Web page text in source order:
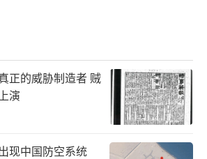
正的威胁制造者 贼
演
现中国防空系统